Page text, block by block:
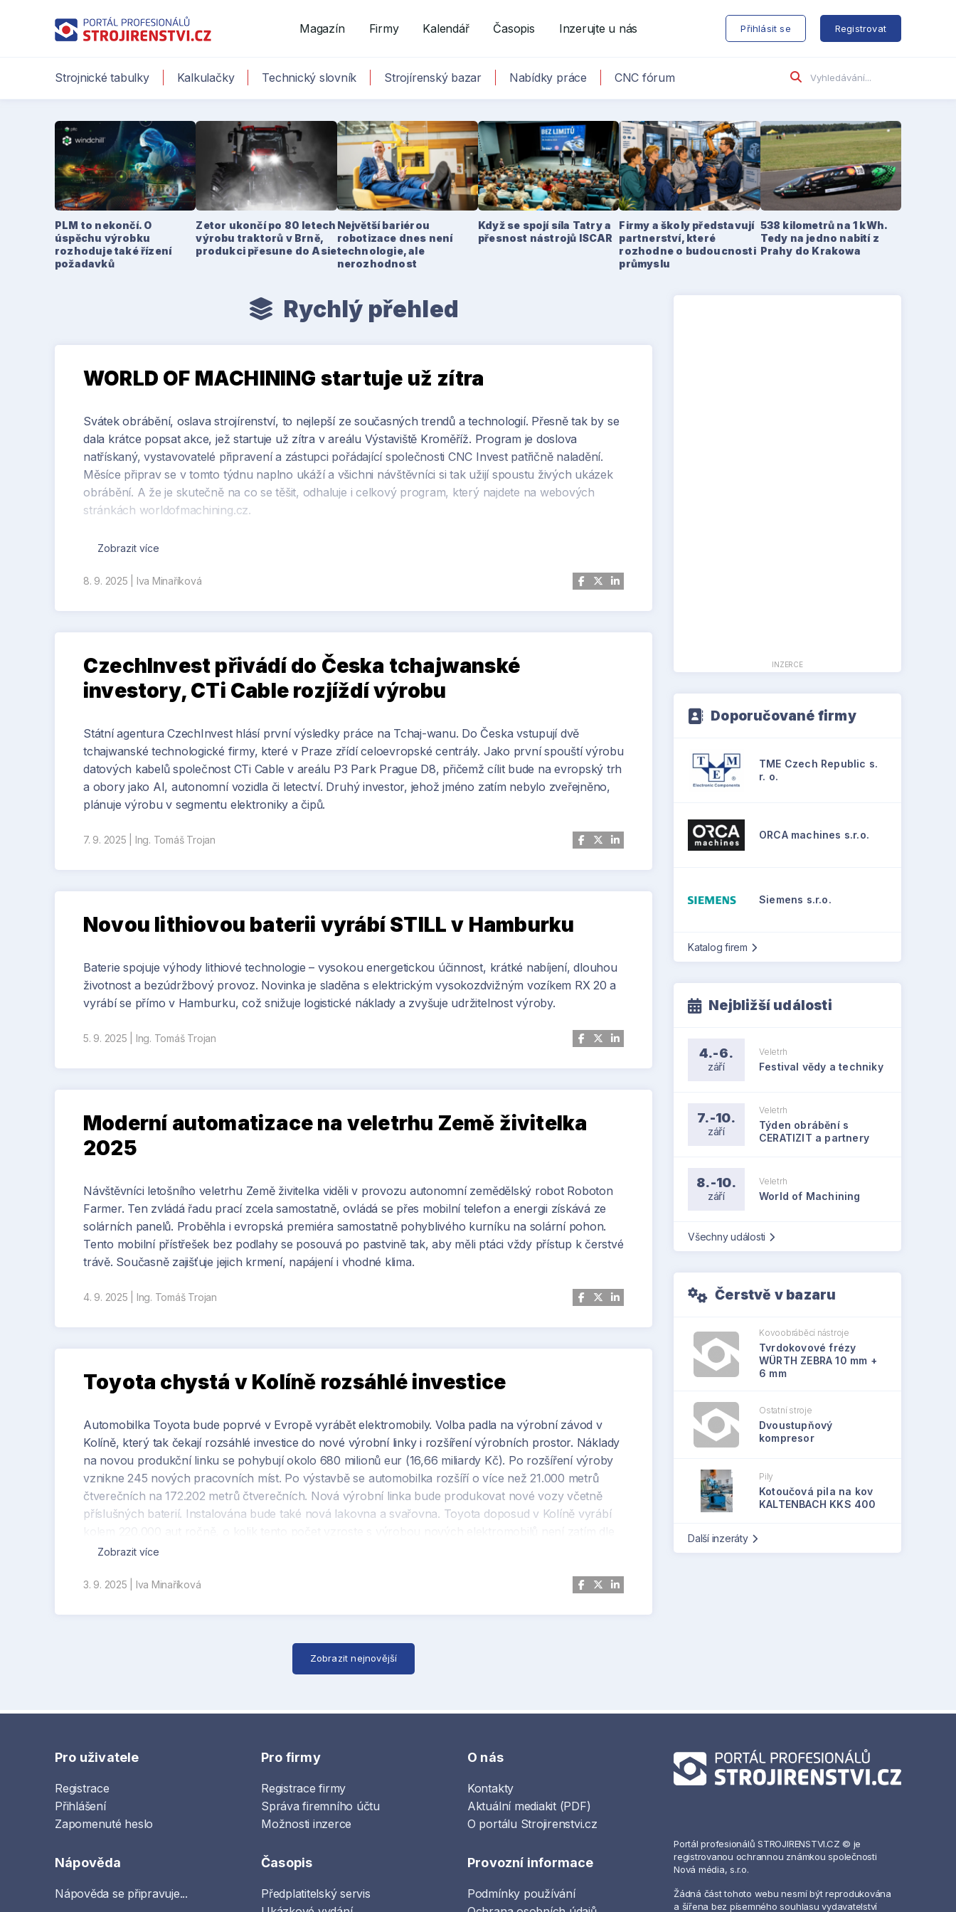
Magazín Firmy Kalendář Časopis Inzerujte u nás Přihlásit se Registrovat
Strojnické tabulky Kalkulačky Technický slovník Strojírenský bazar Nabídky práce CNC fórum
PLM to nekončí. O
úspěchu výrobku
rozhoduje také řízení
požadavků
Zetor ukončí po 80 letech
výrobu traktorů v Brně,
produkci přesune do Asie
Největší bariérou
robotizace dnes není
technologie, ale
nerozhodnost
Když se spojí síla Tatry a
přesnost nástrojů ISCAR
Firmy a školy představují
partnerství, které
rozhodne o budoucnosti
průmyslu
538 kilometrů na 1 kWh.
Tedy na jedno nabití z
Prahy do Krakowa
Rychlý přehled
WORLD OF MACHINING startuje už zítra
Svátek obrábění, oslava strojírenství, to nejlepší ze současných trendů a technologií. Přesně tak by se
dala krátce popsat akce, jež startuje už zítra v areálu Výstaviště Kroměříž. Program je doslova
natřískaný, vystavovatelé připravení a zástupci pořádající společnosti CNC Invest patřičně naladění.
Měsíce připrav se v tomto týdnu naplno ukáží a všichni návštěvníci si tak užijí spoustu živých ukázek
obrábění. A že je skutečně na co se těšit, odhaluje i celkový program, který najdete na webových
stránkách worldofmachining.cz.
My vám zde, na Strojirenstvi.cz, vždy den předem nabídneme přehledný plán a těšit se můžete i na
Kroměříž, ve dnech 9. až 11. září, vždy od 9 hodin.
Zobrazit více
8. 9. 2025 Iva Minaříková
CzechInvest přivádí do Česka tchajwanské
investory, CTi Cable rozjíždí výrobu
Státní agentura CzechInvest hlásí první výsledky práce na Tchaj-wanu. Do Česka vstupují dvě
tchajwanské technologické firmy, které v Praze zřídí celoevropské centrály. Jako první spouští výrobu
datových kabelů společnost CTi Cable v areálu P3 Park Prague D8, přičemž cílit bude na evropský trh
a obory jako AI, autonomní vozidla či letectví. Druhý investor, jehož jméno zatím nebylo zveřejněno,
plánuje výrobu v segmentu elektroniky a čipů.
7. 9. 2025 Ing. Tomáš Trojan
Novou lithiovou baterii vyrábí STILL v Hamburku
Baterie spojuje výhody lithiové technologie – vysokou energetickou účinnost, krátké nabíjení, dlouhou
životnost a bezúdržbový provoz. Novinka je sladěna s elektrickým vysokozdvižným vozíkem RX 20 a
vyrábí se přímo v Hamburku, což snižuje logistické náklady a zvyšuje udržitelnost výroby.
5. 9. 2025 Ing. Tomáš Trojan
Moderní automatizace na veletrhu Země živitelka
2025
Návštěvníci letošního veletrhu Země živitelka viděli v provozu autonomní zemědělský robot Roboton
Farmer. Ten zvládá řadu prací zcela samostatně, ovládá se přes mobilní telefon a energii získává ze
solárních panelů. Proběhla i evropská premiéra samostatně pohyblivého kurníku na solární pohon.
Tento mobilní přístřešek bez podlahy se posouvá po pastvině tak, aby měli ptáci vždy přístup k čerstvé
trávě. Současně zajišťuje jejich krmení, napájení i vhodné klima.
4. 9. 2025 Ing. Tomáš Trojan
Toyota chystá v Kolíně rozsáhlé investice
Automobilka Toyota bude poprvé v Evropě vyrábět elektromobily. Volba padla na výrobní závod v
Kolíně, který tak čekají rozsáhlé investice do nové výrobní linky i rozšíření výrobních prostor. Náklady
na novou produkční linku se pohybují okolo 680 milionů eur (16,66 miliardy Kč). Po rozšíření výroby
vznikne 245 nových pracovních míst. Po výstavbě se automobilka rozšíří o více než 21.000 metrů
čtverečních na 172.202 metrů čtverečních. Nová výrobní linka bude produkovat nové vozy včetně
příslušných baterií. Instalována bude také nová lakovna a svařovna. Toyota doposud v Kolíně vyrábí
zástupců automobilky jasné.
Zobrazit více
3. 9. 2025 Iva Minaříková
Zobrazit nejnovější
INZERCE
Doporučované firmy
TME Czech Republic s.
r. o.
ORCA machines s.r.o.
Siemens s.r.o.
Katalog firem
Nejbližší události
4.-6.
září
Veletrh
Festival vědy a techniky
7.-10.
září
Veletrh
Týden obrábění s
CERATIZIT a partnery
8.-10.
září
Veletrh
World of Machining
Všechny události
Čerstvě v bazaru
Kovoobráběcí nástroje
Tvrdokovové frézy
WÜRTH ZEBRA 10 mm +
6 mm
Ostatní stroje
Dvoustupňový
kompresor
Pily
Kotoučová pila na kov
KALTENBACH KKS 400
Další inzeráty
Pro uživatele
Registrace
Přihlášení
Zapomenuté heslo
Pro firmy
Registrace firmy
Správa firemního účtu
Možnosti inzerce
O nás
Kontakty
Aktuální mediakit (PDF)
O portálu Strojirenstvi.cz
Nápověda
Nápověda se připravuje...
Časopis
Předplatitelský servis
Provozní informace
Podmínky používání
Portál profesionálů STROJIRENSTVI.CZ © je
registrovanou ochrannou známkou společnosti
Nová média, s.r.o.
Žádná část tohoto webu nesmí být reprodukována
a šířena bez písemného souhlasu vydavatelství